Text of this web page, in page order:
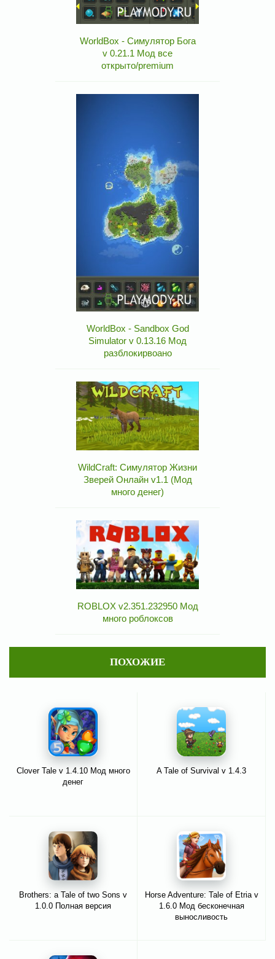
WorldBox - Симулятор Бога
v 0.21.1 Мод все
открыто/premium
WorldBox - Sandbox God
Simulator v 0.13.16 Мод
разблокирвоано
WildCraft: Симулятор Жизни
Зверей Онлайн v1.1 (Мод
много денег)
ROBLOX v2.351.232950 Мод
много роблоксов
ПОХОЖИЕ
Clover Tale v 1.4.10 Мод много
денег
A Tale of Survival v 1.4.3
Brothers: a Tale of two Sons v
1.0.0 Полная версия
Horse Adventure: Tale of Etria v
1.6.0 Мод бесконечная
выносливость